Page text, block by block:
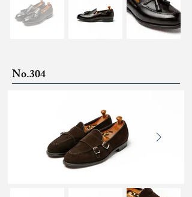
No.304